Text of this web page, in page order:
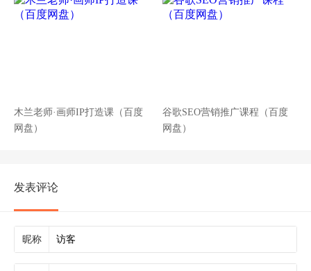
木兰老师·画师IP打造课（百度
网盘）
谷歌SEO营销推广课程（百度
网盘）
发表评论
昵称